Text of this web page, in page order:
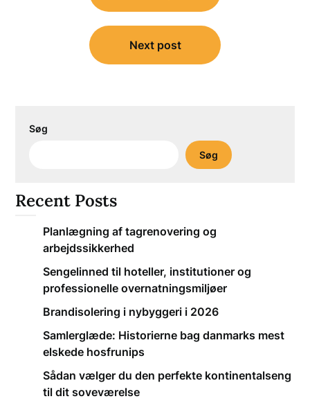
Next post
Søg
Søg
Recent Posts
Planlægning af tagrenovering og
arbejdssikkerhed
Sengelinned til hoteller, institutioner og
professionelle overnatningsmiljøer
Brandisolering i nybyggeri i 2026
Samlerglæde: Historierne bag danmarks mest
elskede hosfrunips
Sådan vælger du den perfekte kontinentalseng
til dit soveværelse